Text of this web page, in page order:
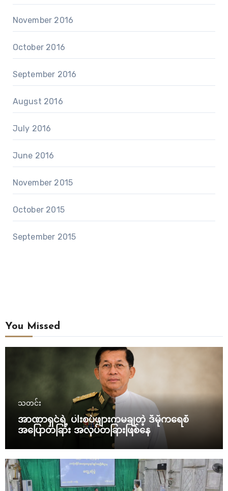
November 2016
October 2016
September 2016
August 2016
July 2016
June 2016
November 2015
October 2015
September 2015
You Missed
သတင်း
အာဏာရှင်ရဲ့ ပါးစပ်ဖျားကမချတဲ့ ဒီမိုကရေစီ
အပြောတခြား အလုပ်တခြားဖြစ်နေ